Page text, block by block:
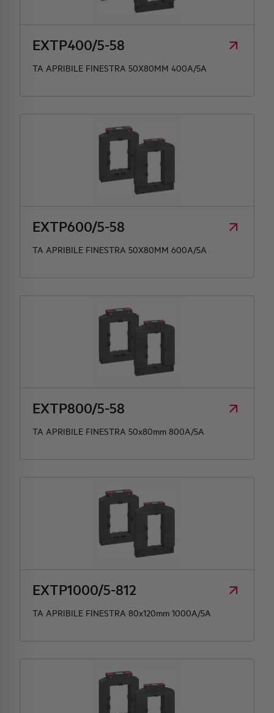
EXTP400/5-58
TA APRIBILE FINESTRA 50X80MM 400A/5A
EXTP600/5-58
TA APRIBILE FINESTRA 50X80MM 600A/5A
EXTP800/5-58
TA APRIBILE FINESTRA 50x80mm 800A/5A
EXTP1000/5-812
TA APRIBILE FINESTRA 80x120mm 1000A/5A
ATTIVITÀ E MERCATI